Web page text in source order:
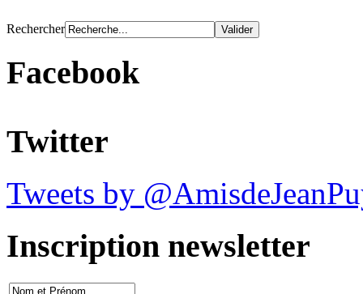
Rechercher
Facebook
Twitter
Tweets by
Inscription newsletter